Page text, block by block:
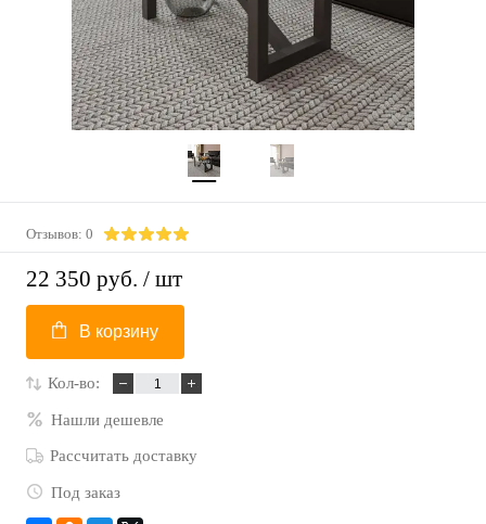
Отзывов: 0
22 350 руб. / шт
В корзину
Кол-во:
Нашли дешевле
Рассчитать доставку
Под заказ